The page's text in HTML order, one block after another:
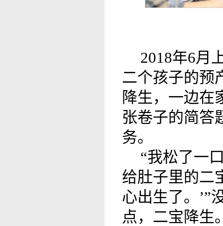
2018年6月
二个孩子的预
降生，一边在
张卷子的简答
务。
“我松了一
给肚子里的二
心出生了。’”
点，二宝降生